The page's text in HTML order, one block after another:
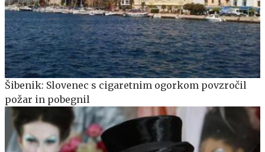
Šibenik: Slovenec s cigaretnim ogorkom povzročil
požar in pobegnil